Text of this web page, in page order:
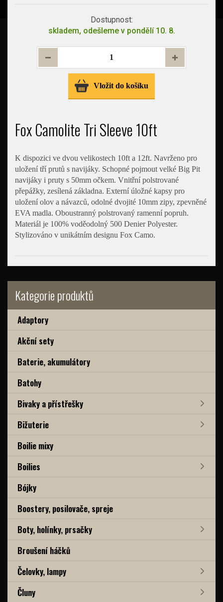
Kategorie produktů
Adaptory
Akční sety
Baterie, akumulátory
Batohy
Bivaky a přístřešky
Bižuterie
Boilie mixy
Boilies
Bójky
Boostery, posilovače, spreje
Boty, holínky, prsačky
Broušení háčků
Čelovky, lampy
Čluny
Dostupnost:
skladem, odešleme v pondělí 10. 8.
Vložit do košíku
Fox Camolite Tri Sleeve 10ft
K dispozici ve dvou velikostech 10ft a 12ft. Navrženo pro
uložení tří prutů s navijáky. Schopné pojmout velké Big Pit
navijáky i pruty s 50mm očkem. Vnitřní polstrované
přepážky, zesílená základna. Externí úložné kapsy pro
uložení olov a návazců, odolné dvojité 10mm zipy, zpevněné
EVA madla. Oboustranný polstrovaný ramenní popruh.
Materiál je 100% voděodolný 500 Denier Polyester.
Stylizováno v unikátním designu Fox Camo.